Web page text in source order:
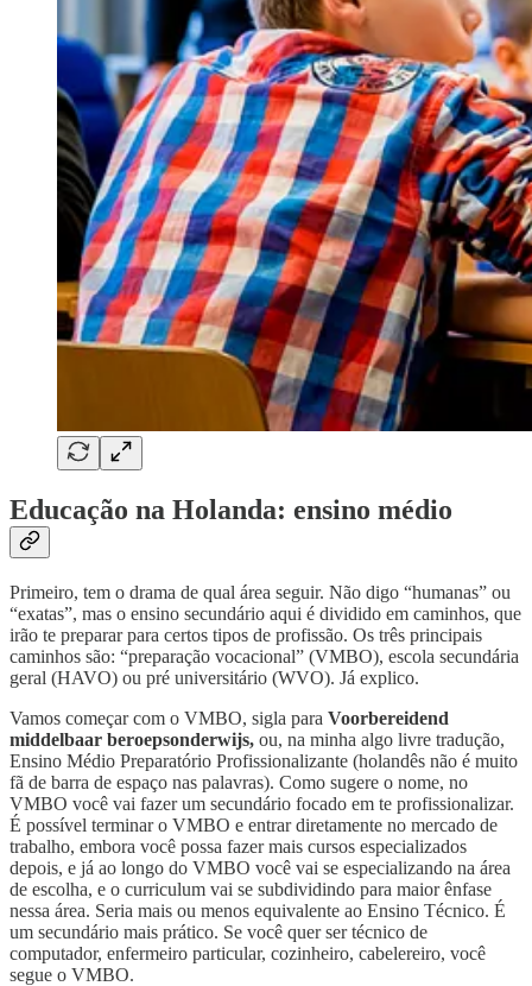
Educação na Holanda: ensino médio
Primeiro, tem o drama de qual área seguir. Não digo “humanas” ou
“exatas”, mas o ensino secundário aqui é dividido em caminhos, que
irão te preparar para certos tipos de profissão. Os três principais
caminhos são: “preparação vocacional” (VMBO), escola secundária
geral (HAVO) ou pré universitário (WVO). Já explico.
Vamos começar com o VMBO, sigla para Voorbereidend
middelbaar beroepsonderwijs, ou, na minha algo livre tradução,
Ensino Médio Preparatório Profissionalizante (holandês não é muito
fã de barra de espaço nas palavras). Como sugere o nome, no
VMBO você vai fazer um secundário focado em te profissionalizar.
É possível terminar o VMBO e entrar diretamente no mercado de
trabalho, embora você possa fazer mais cursos especializados
depois, e já ao longo do VMBO você vai se especializando na área
de escolha, e o curriculum vai se subdividindo para maior ênfase
nessa área. Seria mais ou menos equivalente ao Ensino Técnico. É
um secundário mais prático. Se você quer ser técnico de
computador, enfermeiro particular, cozinheiro, cabelereiro, você
segue o VMBO.